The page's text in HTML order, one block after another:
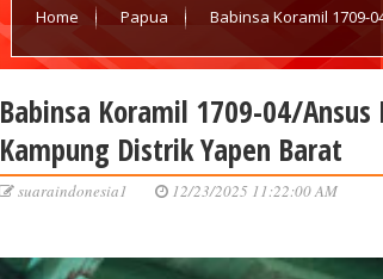
Home Papua Babinsa Koramil 1709-
Babinsa Koramil 1709-04/
Kampung Distrik Yapen Barat
suaraindonesia1 12/23/2025 11:22:00 AM